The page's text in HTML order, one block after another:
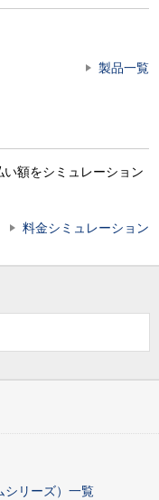
製品一覧
額をシミュレーション
料金シミュレーション
シリーズ）一覧